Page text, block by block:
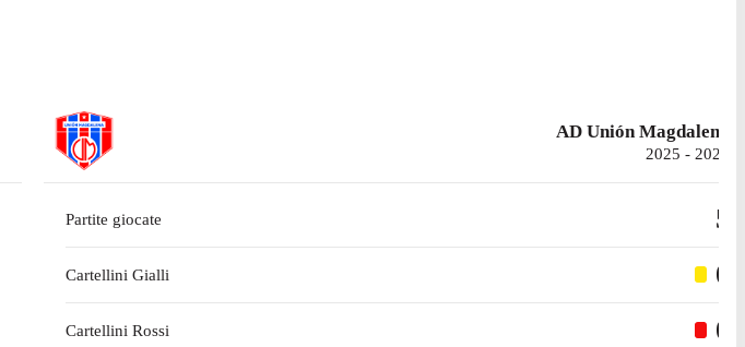
AD Unión Magdalena
2025 - 2026
Partite giocate 5
Cartellini Gialli 0
Cartellini Rossi 0